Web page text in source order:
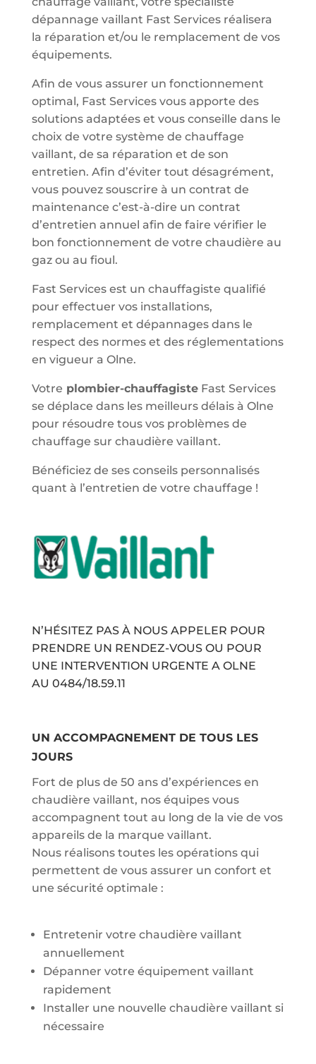
dépannage vaillant Fast Services réalisera
la réparation et/ou le remplacement de vos
équipements.
Afin de vous assurer un fonctionnement
optimal, Fast Services vous apporte des
solutions adaptées et vous conseille dans le
choix de votre système de chauffage
vaillant, de sa réparation et de son
entretien. Afin d’éviter tout désagrément,
vous pouvez souscrire à un contrat de
maintenance c’est-à-dire un contrat
d’entretien annuel afin de faire vérifier le
bon fonctionnement de votre chaudière au
gaz ou au fioul.
Fast Services est un chauffagiste qualifié
pour effectuer vos installations,
remplacement et dépannages dans le
respect des normes et des réglementations
en vigueur a Olne.
Votre plombier-chauffagisteFast Services
se déplace dans les meilleurs délais à Olne
pour résoudre tous vos problèmes de
chauffage sur chaudière vaillant.
Bénéficiez de ses conseils personnalisés
quant à l’entretien de votre chauffage !
N’HÉSITEZ PAS À NOUS APPELER POUR
PRENDRE UN RENDEZ-VOUS OU POUR
UNE INTERVENTION URGENTE A OLNE
AU 0484/18.59.11
UN ACCOMPAGNEMENT DE TOUS LES
JOURS
Fort de plus de 50 ans d’expériences en
chaudière vaillant, nos équipes vous
accompagnent tout au long de la vie de vos
appareils de la marque vaillant.
Nous réalisons toutes les opérations qui
permettent de vous assurer un confort et
une sécurité optimale :
Entretenir votre chaudière vaillant
annuellement
Dépanner votre équipement vaillant
rapidement
Installer une nouvelle chaudière vaillant si
nécessaire